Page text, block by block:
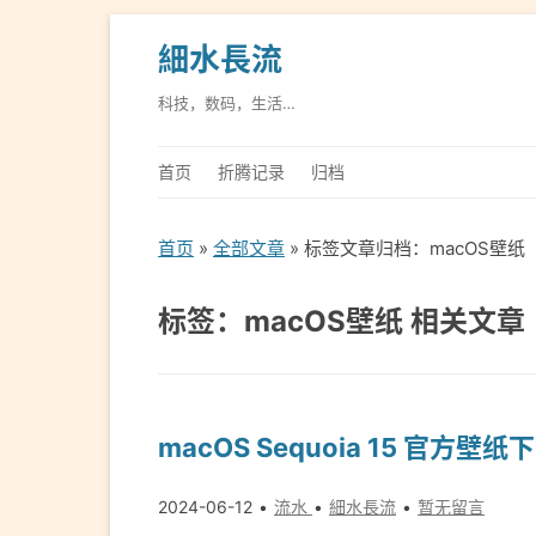
細水長流
科技，数码，生活…
首页 折腾记录 归档
首页 » 全部文章 » 标签文章归档：macOS壁纸（
标签：macOS壁纸 相关文章
macOS Sequoia 15 官方壁纸
2024-06-12 流水 細水長流 暂无留言